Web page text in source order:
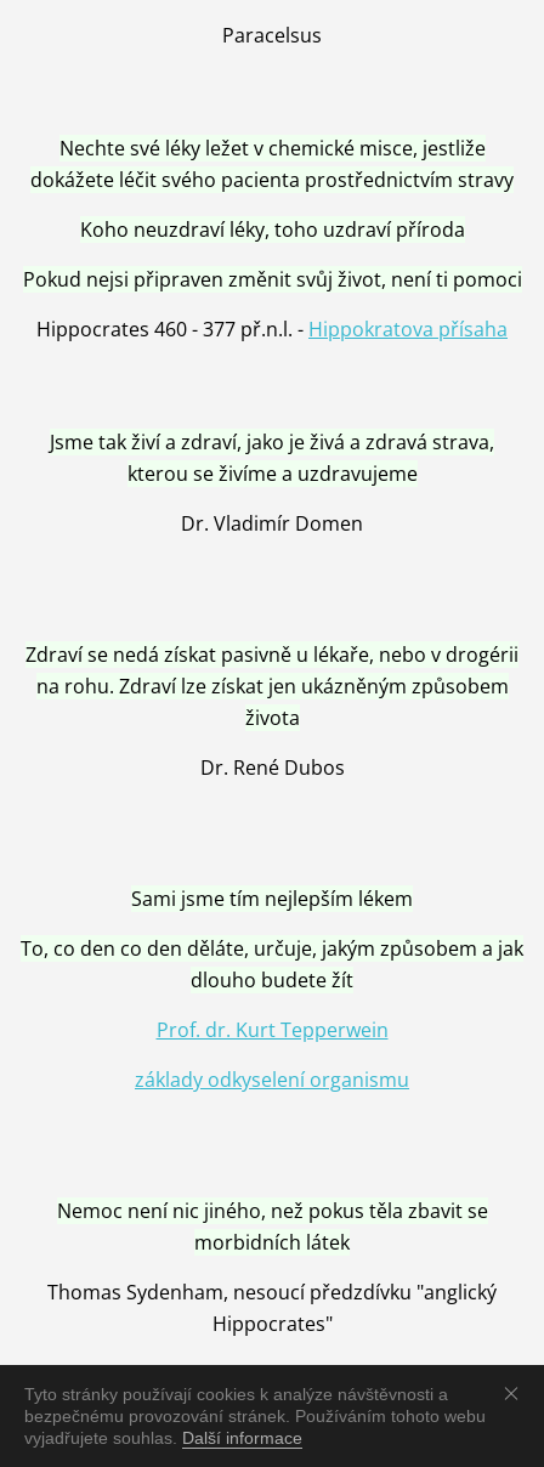
Tyto stránky používají cookies k analýze návštěvnosti a
bezpečnému provozování stránek. Používáním tohoto webu
vyjadřujete souhlas. Další informace
Paracelsus
Nechte své léky ležet v chemické misce, jestliže
dokážete léčit svého pacienta prostřednictvím stravy
Koho neuzdraví léky, toho uzdraví příroda
Pokud nejsi připraven změnit svůj život, není ti pomoci
Hippocrates 460 - 377 př.n.l. - Hippokratova přísaha
Jsme tak živí a zdraví, jako je živá a zdravá strava,
kterou se živíme a uzdravujeme
Dr. Vladimír Domen
Zdraví se nedá získat pasivně u lékaře, nebo v drogérii
na rohu. Zdraví lze získat jen ukázněným způsobem
života
Dr. René Dubos
Sami jsme tím nejlepším lékem
To, co den co den děláte, určuje, jakým způsobem a jak
dlouho budete žít
Prof. dr. Kurt Tepperwein
základy odkyselení organismu
Nemoc není nic jiného, než pokus těla zbavit se
morbidních látek
Thomas Sydenham, nesoucí předzdívku "anglický
Hippocrates"
Nemoc je vyléčena jen pomocí Přírody, neutralizací a